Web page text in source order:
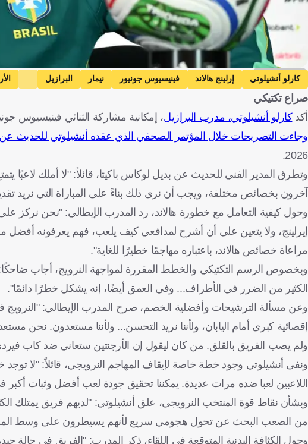
Getty Images
كارلو أنشيلوتي إرلينج هالاند فينيسيوس جونيور نيمار البرازيل
النرويج
البرازيلصراع تكتيكي
أكدكارلو أنشيلوتي، مدرب البرازيل، إمكانية مشاركة الثنائي فينيسيوس
وجاءت التصريحات خلال المؤتمر الصحفي الذي عقده أنشيلوتي للحديث عن
2026.
وتطرق المدير الفني للحديث عن بديل لوكاس باكيتا، قائلاً: "لا أملك
آخرون بخصائص مختلفة، ويجب أن نرى ذلك بناءً على المباراة التي نريد
وحول كيفية التعامل مع خطورة هالاند، رد المدرب الإيطالي: "نحن نركز
إيرلينج، ولا يتعين علي أن أشرح لمدافعي كيف يلعب، فهم يعرفونه أفضل
مراعاة خصائص هالاند، باعتباره مهاجمًا خطيرًا للغاية".
وبخصوص الرسم التكتيكي والخطط المقررة لمواجهة النرويج، أجاب
الكثير من الضرر في الأطراف... وفي العمق أيضًا، إنه يشكل خطرًا دائمًا".
وعن مسألة الترشيحات وأفضلية الخصم، صرح المدرب الإيطالي:
إقصائية كبرى أمام اليابان، ولأننا نريد التحسن... ولأننا مستعدون.
ولم يصب الفريق بالقلق. من كان ليقول إن الأرجنتين ستعاني ضد كاب
ونفى أنشيلوتي وجود خطة خاصة لإيقاف المهاجم النرويجي، قائلاً: "لا
اللاعبين لعبا ضده مرات عديدة. يمكننا تحقيق جودة لعب أفضل وثبات أكبر
وبشأن نقاط قوة المنتخب النرويجي، علق أنشيلوتي: "لديهم فريق يمتلك
من الصعب البحث عن تحول هجومي سريع لأنهم يسيطرون على وسط
وحول الكثافة البدنية المتوقعة في اللقاء، ذكر المدرب: "الفريق في حالة